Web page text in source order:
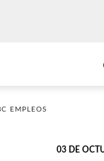
EMPLEOS
03 DE